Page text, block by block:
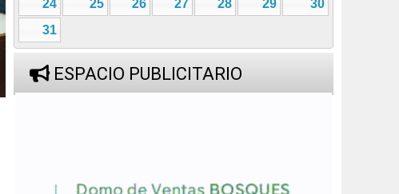
24
25 26 27 28 29
30
31
ESPACIO PUBLICITARIO